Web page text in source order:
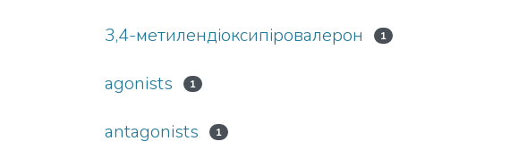
3,4-метилендіоксипіровалерон 1
agonists 1
antagonists 1